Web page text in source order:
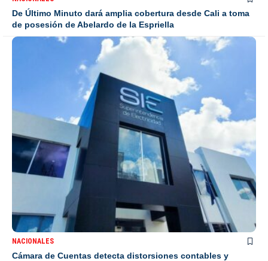
De Último Minuto dará amplia cobertura desde Cali a toma
de posesión de Abelardo de la Espriella
NACIONALES
Cámara de Cuentas detecta distorsiones contables y